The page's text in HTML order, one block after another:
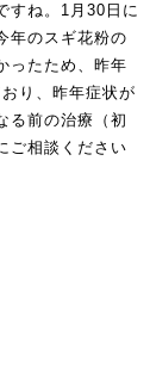
すね。1月30日に
年のスギ花粉の
ったため、昨年
り、昨年症状が
る前の治療（初
ご相談ください